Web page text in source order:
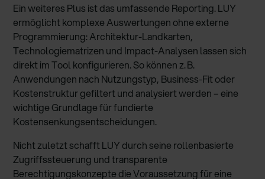
Ein weiteres Plus ist das umfassende Reporting. LUY
ermöglicht komplexe Auswertungen ohne externe
Programmierung: Architektur-Landkarten,
Technologiematrizen und Impact-Analysen lassen sich
direkt im Tool konfigurieren. So können z. B.
Anwendungen nach Nutzungstyp, Business-Fit oder
Kostenstruktur gefiltert und analysiert werden – eine
wichtige Grundlage für fundierte
Kostensenkungsentscheidungen.
Nicht zuletzt schafft LUY durch seine rollenbasierte
Zugriffssteuerung und transparente
Berechtigungskonzepte die Voraussetzung für eine